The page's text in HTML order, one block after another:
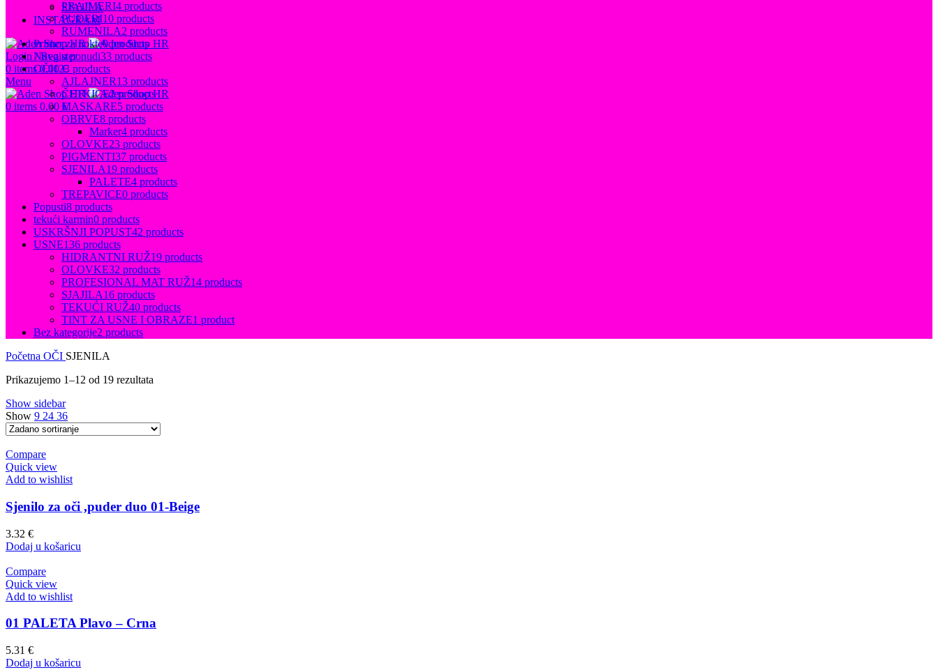
SJAJILA
INSTAGRAM
Login / Register
0 items 0.00€
Menu
0 items 0.00€
PRAJMERI4 products
PUDERI10 products
RUMENILA2 products
Primer za nokte0 products
Novo u ponudi33 products
OČI123 products
AJLAJNER13 products
ČETKICE2 products
MASKARE5 products
OBRVE8 products
Marker4 products
OLOVKE23 products
PIGMENTI37 products
SJENILA19 products
PALETE4 products
TREPAVICE0 products
Popusti8 products
tekući karmin0 products
USKRŠNJI POPUST42 products
USNE136 products
HIDRANTNI RUŽ19 products
OLOVKE32 products
PROFESIONAL MAT RUŽ14 products
SJAJILA16 products
TEKUĆI RUŽ40 products
TINT ZA USNE I OBRAZE1 product
Bez kategorije2 products
Početna OČI SJENILA
Prikazujemo 1–12 od 19 rezultata
Show sidebar
Show 9 24 36
Compare
Quick view
Add to wishlist
Sjenilo za oči ,puder duo 01-Beige
3.32 €
Dodaj u košaricu
Compare
Quick view
Add to wishlist
01 PALETA Plavo – Crna
5.31 €
Dodaj u košaricu